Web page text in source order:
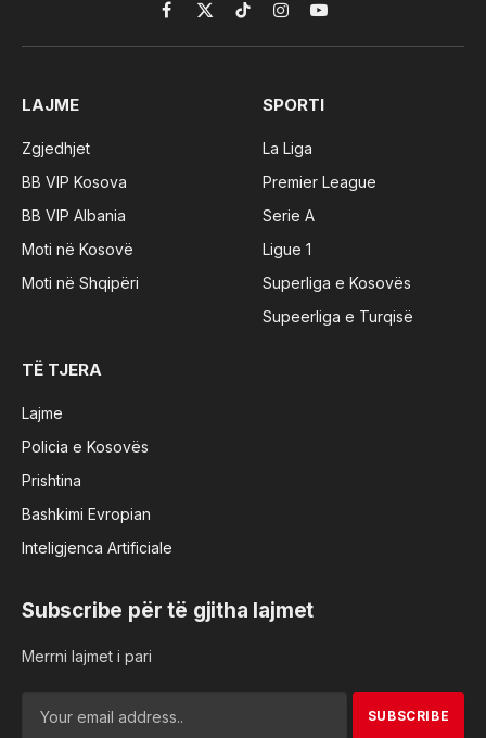
Facebook
X
(Twitter)
TikTokInstagramYouTube
LAJME
Zgjedhjet
BB VIP Kosova
BB VIP Albania
Moti në Kosovë
Moti në Shqipëri
SPORTI
La Liga
Premier League
Serie A
Ligue 1
Superliga e Kosovës
Supeerliga e Turqisë
TË TJERA
Lajme
Policia e Kosovës
Prishtina
Bashkimi Evropian
Inteligjenca Artificiale
Subscribe për të gjitha lajmet
Merrni lajmet i pari